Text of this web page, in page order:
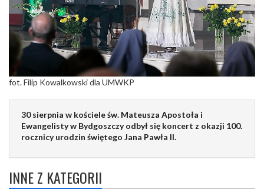
fot. Filip Kowalkowski dla UMWKP
30 sierpnia w kościele św. Mateusza Apostoła i
Ewangelisty w Bydgoszczy odbył się koncert z okazji 100.
rocznicy urodzin świętego Jana Pawła II.
INNE Z KATEGORII